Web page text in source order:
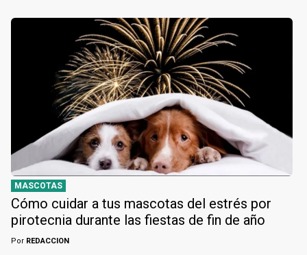
MASCOTAS
Cómo cuidar a tus mascotas del estrés por
pirotecnia durante las fiestas de fin de año
Por REDACCION